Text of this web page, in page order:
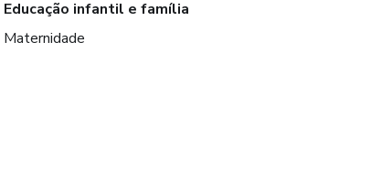
Educação infantil e família
Maternidade